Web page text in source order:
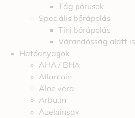
Tág pórusok
Speciális bőrápolás
Tini bőrápolás
Várandósság alatt is
Hatóanyagok
AHA / BHA
Allantoin
Aloe vera
Arbutin
Azelainsav